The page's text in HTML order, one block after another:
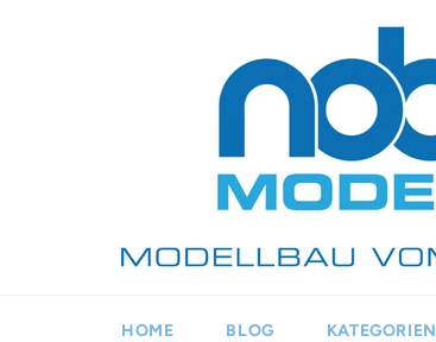
HOME BLOG KATEGORIEN